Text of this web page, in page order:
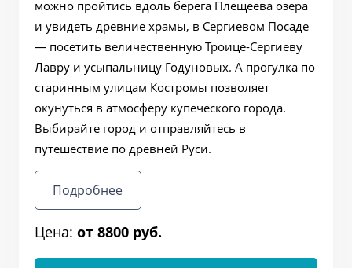
можно пройтись вдоль берега Плещеева озера
и увидеть древние храмы, в Сергиевом Посаде
— посетить величественную Троице-Сергиеву
Лавру и усыпальницу Годуновых. А прогулка по
старинным улицам Костромы позволяет
окунуться в атмосферу купеческого города.
Выбирайте город и отправляйтесь в
путешествие по древней Руси.
Подробнее
Цена: от 8800 руб.